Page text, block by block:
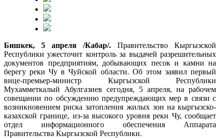
Бишкек, 5 апреля /Кабар/. Правительство Кыргызской
Республики ужесточит контроль за выдачей разрешительных
документов предприятиям, добывающих песок и камни на
берегу реки Чу в Чуйской области. Об этом заявил первый
вице-премьер-министр Кыргызской Республики
Мухамметкалый Абулгазиев сегодня, 5 апреля, на рабочем
совещании по обсуждению предупреждающих мер в связи с
возникновением риска затопления жилых зон на кыргызско-
казахской границе, из-за высокого уровня реки Чу, сообщает
отдел информационного обеспечения Аппарата
Правительства Кыргызской Республики.